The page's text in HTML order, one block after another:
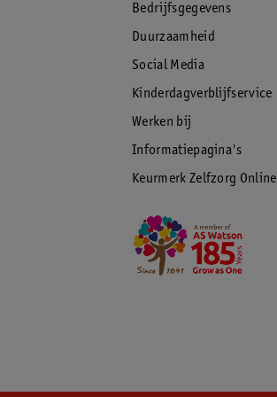
Bedrijfsgegevens
Duurzaamheid
Social Media
Kinderdagverblijfservice
Werken bij
Informatiepagina's
Keurmerk Zelfzorg Online